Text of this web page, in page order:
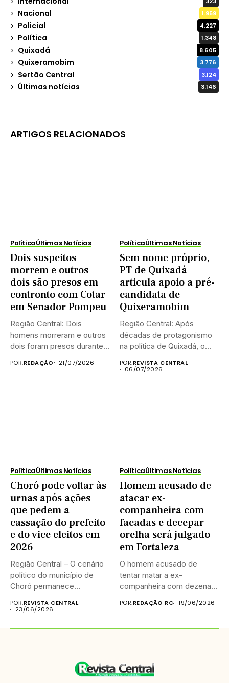
Nacional 1.959
Policial 4.227
Política 1.348
Quixadá 8.605
Quixeramobim 3.776
Sertão Central 3.124
Últimas notícias 3.146
ARTIGOS RELACIONADOS
PolíticaÚltimas Notícias
Dois suspeitos
morrem e outros
dois são presos em
contronto com Cotar
em Senador Pompeu
Região Central: Dois
homens morreram e outros
dois foram presos durante
POR:REDAÇÃO 21/07/2026
PolíticaÚltimas Notícias
Sem nome próprio,
PT de Quixadá
articula apoio a pré-
candidata de
Quixeramobim
Região Central: Após
décadas de protagonismo
na política de Quixadá, o
POR:REVISTA CENTRAL
06/07/2026
PolíticaÚltimas Notícias
Choró pode voltar às
urnas após ações
que pedem a
cassação do prefeito
e do vice eleitos em
2026
Região Central – O cenário
político do município de
Choró permanece
POR:REVISTA CENTRAL
23/06/2026
PolíticaÚltimas Notícias
Homem acusado de
atacar ex-
companheira com
facadas e decepar
orelha será julgado
em Fortaleza
O homem acusado de
tentar matar a ex-
companheira com dezenas
de golpes...
POR:REDAÇÃO RC 19/06/2026